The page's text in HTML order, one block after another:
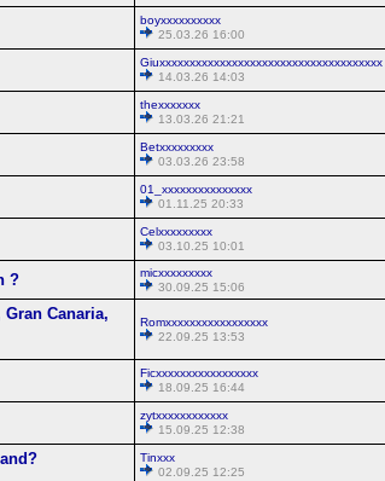
boyxxxxxxxxxx
25.03.26 16:00
Giuxxxxxxxxxxxxxxxxxxxxxxxxxxxxxxxxxxxxx
14.03.26 14:03
thexxxxxxx
13.03.26 21:21
Betxxxxxxxxx
03.03.26 23:58
01_xxxxxxxxxxxxxxx
01.11.25 20:33
Celxxxxxxxxx
03.10.25 10:01
?
micxxxxxxxxx
30.09.25 15:06
Canaria,
Romxxxxxxxxxxxxxxxxx
22.09.25 13:53
Ficxxxxxxxxxxxxxxxxx
18.09.25 16:44
zytxxxxxxxxxxxx
15.09.25 12:38
Tinxxx
02.09.25 12:25